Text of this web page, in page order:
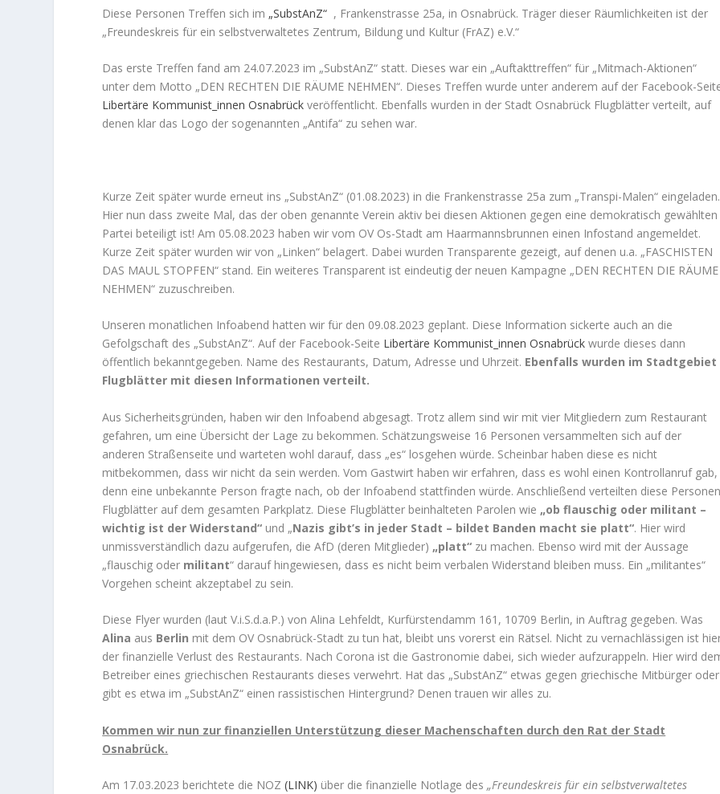
Diese Personen Treffen sich im „SubstAnZ“ , Frankenstrasse 25a, in Osnabrück. Träger dieser Räumlichkeiten ist der
„Freundeskreis für ein selbstverwaltetes Zentrum, Bildung und Kultur (FrAZ) e.V.“
Das erste Treffen fand am 24.07.2023 im „SubstAnZ“ statt. Dieses war ein „Auftakttreffen“ für „Mitmach-Aktionen“
unter dem Motto „DEN RECHTEN DIE RÄUME NEHMEN“. Dieses Treffen wurde unter anderem auf der Facebook-
Libertäre Kommunist_innen Osnabrück veröffentlicht. Ebenfalls wurden in der Stadt Osnabrück Flugblätter verteilt, auf
denen klar das Logo der sogenannten „Antifa“ zu sehen war.
Kurze Zeit später wurde erneut ins „SubstAnZ“ (01.08.2023) in die Frankenstrasse 25a zum „Transpi-Malen“ eingeladen.
Hier nun dass zweite Mal, das der oben genannte Verein aktiv bei diesen Aktionen gegen eine demokratisch gewählten
Partei beteiligt ist! Am 05.08.2023 haben wir vom OV Os-Stadt am Haarmannsbrunnen einen Infostand angemeldet.
Kurze Zeit später wurden wir von „Linken“ belagert. Dabei wurden Transparente gezeigt, auf denen u.a. „FASCHISTEN
DAS MAUL STOPFEN“ stand. Ein weiteres Transparent ist eindeutig der neuen Kampagne „DEN RECHTEN DIE RÄUME
NEHMEN“ zuzuschreiben.
Unseren monatlichen Infoabend hatten wir für den 09.08.2023 geplant. Diese Information sickerte auch an die
Gefolgschaft des „SubstAnZ“. Auf der Facebook-Seite Libertäre Kommunist_innen Osnabrück wurde dieses dann
öffentlich bekanntgegeben. Name des Restaurants, Datum, Adresse und Uhrzeit. Ebenfalls wurden im Stadtgebiet
Flugblätter mit diesen Informationen verteilt.
Aus Sicherheitsgründen, haben wir den Infoabend abgesagt. Trotz allem sind wir mit vier Mitgliedern zum Restaurant
gefahren, um eine Übersicht der Lage zu bekommen. Schätzungsweise 16 Personen versammelten sich auf der
anderen Straßenseite und warteten wohl darauf, dass „es“ losgehen würde. Scheinbar haben diese es nicht
mitbekommen, dass wir nicht da sein werden. Vom Gastwirt haben wir erfahren, dass es wohl einen Kontrollanruf gab,
denn eine unbekannte Person fragte nach, ob der Infoabend stattfinden würde. Anschließend verteilten diese Personen
Flugblätter auf dem gesamten Parkplatz. Diese Flugblätter beinhalteten Parolen wie „ob flauschig oder militant –
wichtig ist der Widerstand“ und „Nazis gibt’s in jeder Stadt – bildet Banden macht sie platt“. Hier wird
unmissverständlich dazu aufgerufen, die AfD (deren Mitglieder) „platt“ zu machen. Ebenso wird mit der Aussage
„flauschig oder militant“ darauf hingewiesen, dass es nicht beim verbalen Widerstand bleiben muss. Ein „militantes“
Vorgehen scheint akzeptabel zu sein.
Diese Flyer wurden (laut V.i.S.d.a.P.) von Alina Lehfeldt, Kurfürstendamm 161, 10709 Berlin, in Auftrag gegeben. Was
Alina aus Berlin mit dem OV Osnabrück-Stadt zu tun hat, bleibt uns vorerst ein Rätsel. Nicht zu vernachlässigen ist
der finanzielle Verlust des Restaurants. Nach Corona ist die Gastronomie dabei, sich wieder aufzurappeln. Hier wird
Betreiber eines griechischen Restaurants dieses verwehrt. Hat das „SubstAnZ“ etwas gegen griechische Mitbürger oder
gibt es etwa im „SubstAnZ“ einen rassistischen Hintergrund? Denen trauen wir alles zu.
Kommen wir nun zur finanziellen Unterstützung dieser Machenschaften durch den Rat der Stadt
Osnabrück.
Am 17.03.2023 berichtete die NOZ(LINK) über die finanzielle Notlage des„Freundeskreis für ein selbstverwaltetes